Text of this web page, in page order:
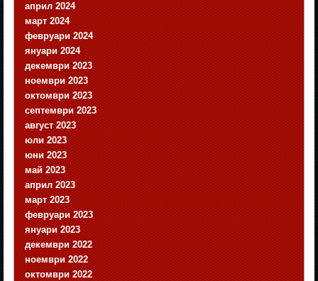
април 2024
март 2024
февруари 2024
януари 2024
декември 2023
ноември 2023
октомври 2023
септември 2023
август 2023
юли 2023
юни 2023
май 2023
април 2023
март 2023
февруари 2023
януари 2023
декември 2022
ноември 2022
октомври 2022